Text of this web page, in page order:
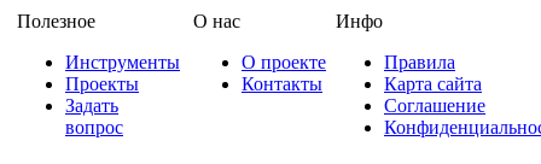
Полезное
Инструменты
Проекты
Задать
вопрос
О нас
О проекте
Контакты
Инфо
Правила
Карта сайта
Соглашение